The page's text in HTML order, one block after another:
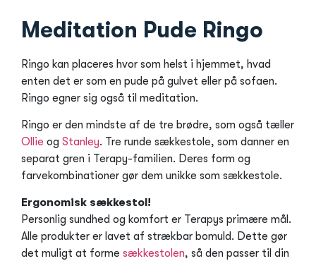
Meditation Pude Ringo
Ringo kan placeres hvor som helst i hjemmet, hvad
enten det er som en pude på gulvet eller på sofaen.
Ringo egner sig også til meditation.
Ringo er den mindste af de tre brødre, som også tæller
Ollie og Stanley. Tre runde sækkestole, som danner en
separat gren i Terapy-familien. Deres form og
farvekombinationer gør dem unikke som sækkestole.
Ergonomisk sækkestol!
Personlig sundhed og komfort er Terapys primære mål.
Alle produkter er lavet af strækbar bomuld. Dette gør
det muligt at forme sækkestolen, så den passer til din